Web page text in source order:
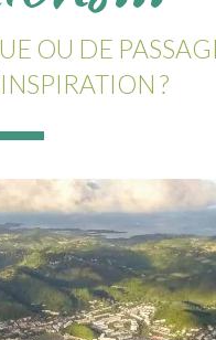
OU DE
?